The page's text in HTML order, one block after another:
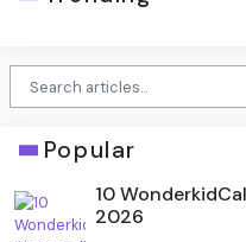
Popular
10
2026